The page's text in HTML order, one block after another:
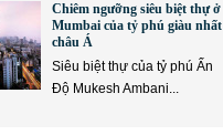
Chiêm ngưỡng siêu biệt thự ở
Mumbai của tỷ phú giàu nhất
châu Á
Siêu biệt thự của tỷ phú Ấn
Độ Mukesh Ambani...